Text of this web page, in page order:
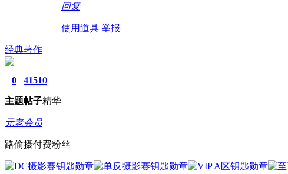
回复
使用道具 举报
经典著作
0
主题
4151
帖子
0
精华
元老会员
路偷摄付费粉丝